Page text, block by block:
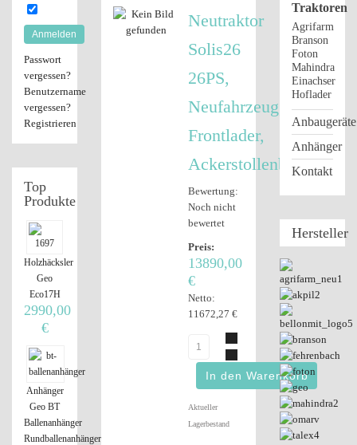
Neutraktor
Solis26
26PS,
Neufahrzeug,
Frontlader,
Ackerstollenbereifung
Bewertung:
Noch nicht
bewertet
Preis:
13890,00
€
Netto:
11672,27 €
Aktueller
Lagerbestand
Anmelden
Passwort
vergessen?
Benutzername
vergessen?
Registrieren
Top
Produkte
Holzhäcksler
Geo
Eco17H
2990,00
€
Anhänger
Geo BT
Ballenanhänger
Rundballenanhänger
Traktoren
Agrifarm
Branson
Foton
Mahindra
Einachser
Hoflader
Anbaugeräte
Anhänger
Kontakt
Hersteller